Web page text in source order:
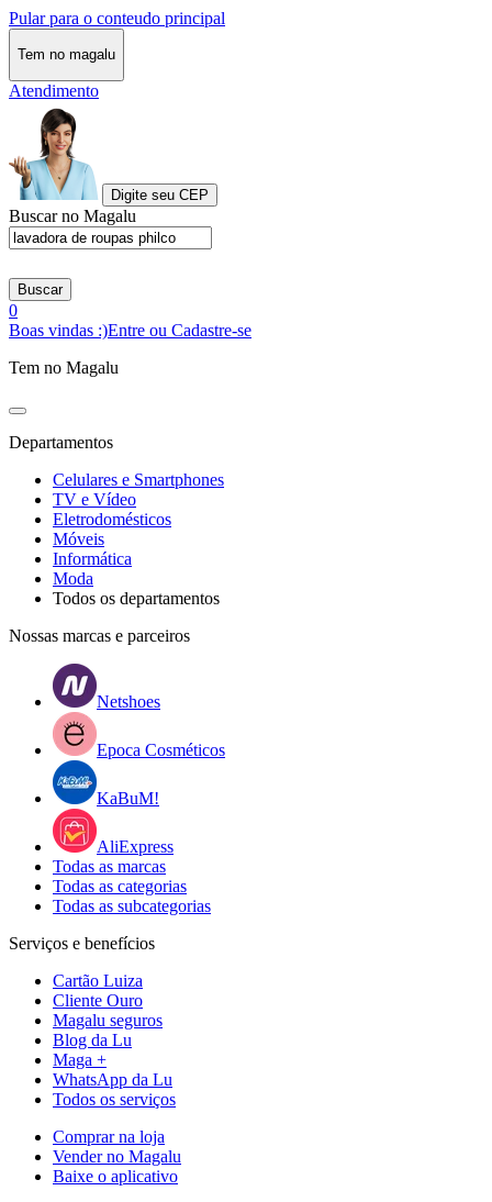
Pular para o conteudo principal
Tem no magalu
Atendimento
Digite seu CEP
Buscar no Magalu
Buscar
0
Boas vindas :)Entre ou Cadastre-se
Tem no Magalu
Departamentos
Celulares e Smartphones
TV e Vídeo
Eletrodomésticos
Móveis
Informática
Moda
Todos os departamentos
Nossas marcas e parceiros
Netshoes
Epoca Cosméticos
KaBuM!
AliExpress
Todas as marcas
Todas as categorias
Todas as subcategorias
Serviços e benefícios
Cartão Luiza
Cliente Ouro
Magalu seguros
Blog da Lu
Maga +
WhatsApp da Lu
Todos os serviços
Comprar na loja
Vender no Magalu
Baixe o aplicativo